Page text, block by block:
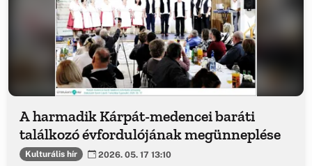
A harmadik Kárpát-medencei baráti
találkozó évfordulójának megünneplése
Kulturális hír 2026. 05. 17 13:10